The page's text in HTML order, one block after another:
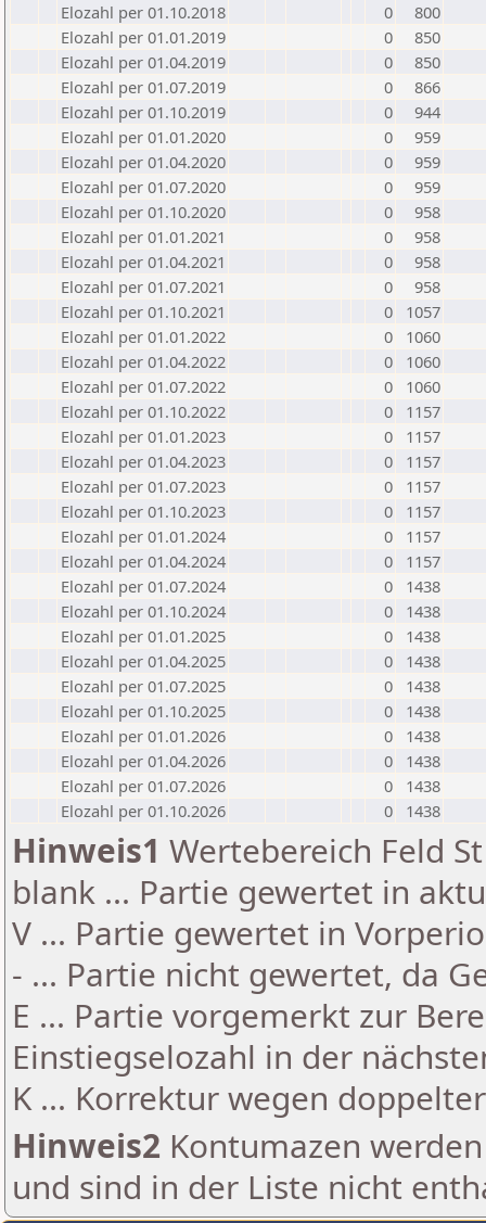
Elozahl per 01.10.2018
0
800
Elozahl per 01.01.2019
0
850
Elozahl per 01.04.2019
0
850
Elozahl per 01.07.2019
0
866
Elozahl per 01.10.2019
0
944
Elozahl per 01.01.2020
0
959
Elozahl per 01.04.2020
0
959
Elozahl per 01.07.2020
0
959
Elozahl per 01.10.2020
0
958
Elozahl per 01.01.2021
0
958
Elozahl per 01.04.2021
0
958
Elozahl per 01.07.2021
0
958
Elozahl per 01.10.2021
0
1057
Elozahl per 01.01.2022
0
1060
Elozahl per 01.04.2022
0
1060
Elozahl per 01.07.2022
0
1060
Elozahl per 01.10.2022
0
1157
Elozahl per 01.01.2023
0
1157
Elozahl per 01.04.2023
0
1157
Elozahl per 01.07.2023
0
1157
Elozahl per 01.10.2023
0
1157
Elozahl per 01.01.2024
0
1157
Elozahl per 01.04.2024
0
1157
Elozahl per 01.07.2024
0
1438
Elozahl per 01.10.2024
0
1438
Elozahl per 01.01.2025
0
1438
Elozahl per 01.04.2025
0
1438
Elozahl per 01.07.2025
0
1438
Elozahl per 01.10.2025
0
1438
Elozahl per 01.01.2026
0
1438
Elozahl per 01.04.2026
0
1438
Elozahl per 01.07.2026
0
1438
Elozahl per 01.10.2026
0 1438
Hinweis1 Wertebereich Feld
blank ... Partie gewertet in
V ... Partie gewertet in
- ... Partie nicht gewertet, da
E ... Partie vorgemerkt zur
Einstiegselozahl in der
K ... Korrektur wegen
Hinweis2 Kontumazen
und sind in der Liste nicht